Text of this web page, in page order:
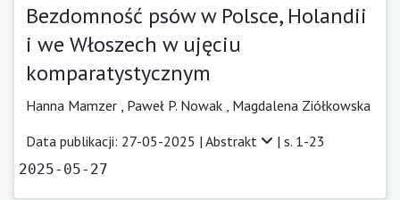
Bezdomność psów w Polsce, Holandii
i we Włoszech w ujęciu
komparatystycznym
Hanna Mamzer Paweł P. Nowak Magdalena Ziółkowska
Data publikacji: 27-05-2025 | Abstrakt | s. 1-23
2025-05-27